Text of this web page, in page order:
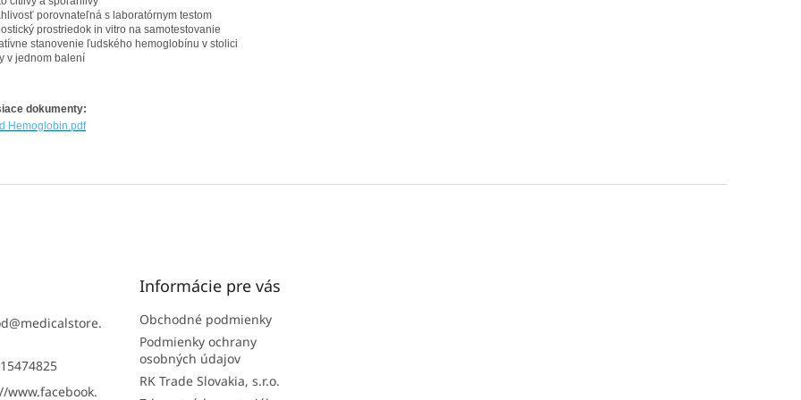
porovnateľná s laboratórnym testom
prostriedok in vitro na samotestovanie
stanovenie ľudského hemoglobínu v stolici
v jednom balení
dokumenty:
Hemoglobin.pdf
@medicalstore.
www.facebook.
Informácie pre vás
Obchodné podmienky
Podmienky ochrany
osobných údajov
RK Trade Slovakia, s.r.o.